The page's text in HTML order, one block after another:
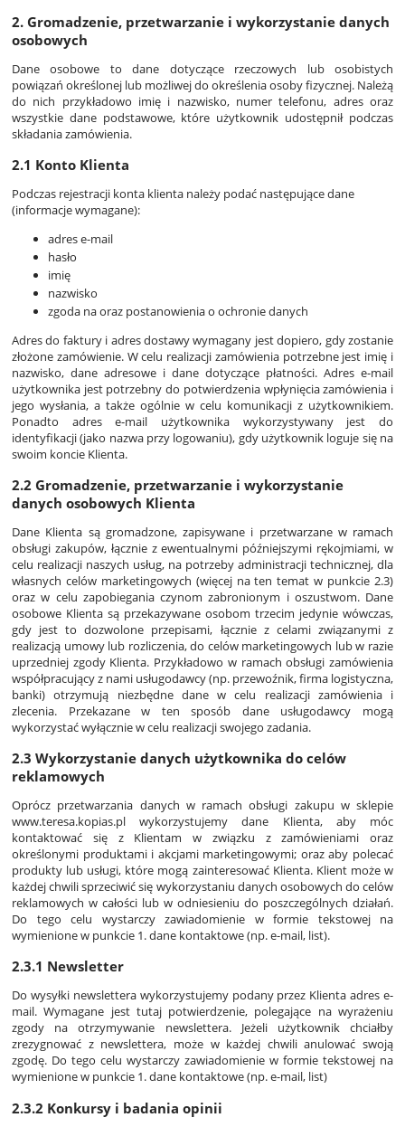
2. Gromadzenie, przetwarzanie i wykorzystanie danych
osobowych
Dane osobowe to dane dotyczące rzeczowych lub osobistych
powiązań określonej lub możliwej do określenia osoby fizycznej. Należą
do nich przykładowo imię i nazwisko, numer telefonu, adres oraz
wszystkie dane podstawowe, które użytkownik udostępnił podczas
składania zamówienia.
2.1 Konto Klienta
Podczas rejestracji konta klienta należy podać następujące dane
(informacje wymagane):
adres e-mail
hasło
imię
nazwisko
zgoda na oraz postanowienia o ochronie danych
Adres do faktury i adres dostawy wymagany jest dopiero, gdy zostanie
złożone zamówienie. W celu realizacji zamówienia potrzebne jest imię i
nazwisko, dane adresowe i dane dotyczące płatności. Adres e-mail
użytkownika jest potrzebny do potwierdzenia wpłynięcia zamówienia i
jego wysłania, a także ogólnie w celu komunikacji z użytkownikiem.
Ponadto adres e-mail użytkownika wykorzystywany jest do
identyfikacji (jako nazwa przy logowaniu), gdy użytkownik loguje się na
swoim koncie Klienta.
2.2 Gromadzenie, przetwarzanie i wykorzystanie
danych osobowych Klienta
Dane Klienta są gromadzone, zapisywane i przetwarzane w ramach
obsługi zakupów, łącznie z ewentualnymi późniejszymi rękojmiami, w
celu realizacji naszych usług, na potrzeby administracji technicznej, dla
własnych celów marketingowych (więcej na ten temat w punkcie 2.3)
oraz w celu zapobiegania czynom zabronionym i oszustwom. Dane
osobowe Klienta są przekazywane osobom trzecim jedynie wówczas,
gdy jest to dozwolone przepisami, łącznie z celami związanymi z
realizacją umowy lub rozliczenia, do celów marketingowych lub w razie
uprzedniej zgody Klienta. Przykładowo w ramach obsługi zamówienia
współpracujący z nami usługodawcy (np. przewoźnik, firma logistyczna,
banki) otrzymują niezbędne dane w celu realizacji zamówienia i
zlecenia. Przekazane w ten sposób dane usługodawcy mogą
wykorzystać wyłącznie w celu realizacji swojego zadania.
2.3 Wykorzystanie danych użytkownika do celów
reklamowych
Oprócz przetwarzania danych w ramach obsługi zakupu w sklepie
www.teresa.kopias.pl wykorzystujemy dane Klienta, aby móc
kontaktować się z Klientam w związku z zamówieniami oraz
określonymi produktami i akcjami marketingowymi; oraz aby polecać
produkty lub usługi, które mogą zainteresować Klienta. Klient może w
każdej chwili sprzeciwić się wykorzystaniu danych osobowych do celów
reklamowych w całości lub w odniesieniu do poszczególnych działań.
Do tego celu wystarczy zawiadomienie w formie tekstowej na
wymienione w punkcie 1. dane kontaktowe (np. e-mail, list).
2.3.1 Newsletter
Do wysyłki newslettera wykorzystujemy podany przez Klienta adres e-
mail. Wymagane jest tutaj potwierdzenie, polegające na wyrażeniu
zgody na otrzymywanie newslettera. Jeżeli użytkownik chciałby
zrezygnować z newslettera, może w każdej chwili anulować swoją
zgodę. Do tego celu wystarczy zawiadomienie w formie tekstowej na
wymienione w punkcie 1. dane kontaktowe (np. e-mail, list)
2.3.2 Konkursy i badania opinii